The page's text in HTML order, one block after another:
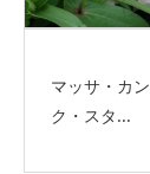
マッサ・カ
ク・スタ...